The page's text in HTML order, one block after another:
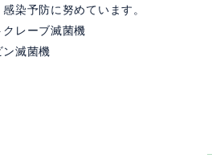
染予防に努めています。
レーブ滅菌機
滅菌機